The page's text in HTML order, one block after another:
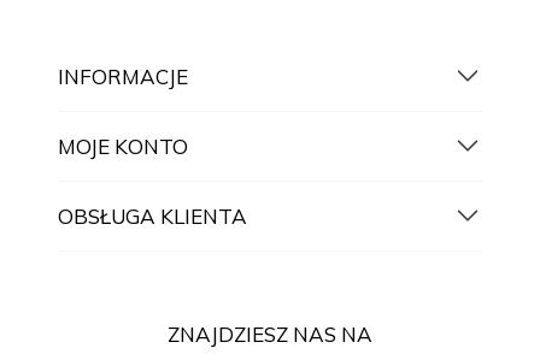
INFORMACJE
MOJE KONTO
OBSŁUGA KLIENTA
ZNAJDZIESZ NAS NA